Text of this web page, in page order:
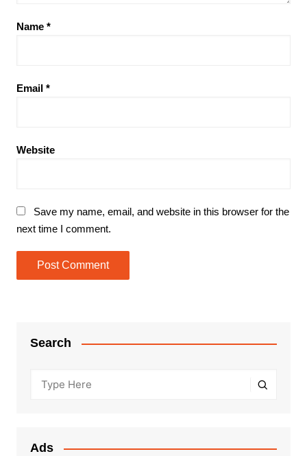
Name *
Email *
Website
Save my name, email, and website in this browser for the
next time I comment.
Search
Ads